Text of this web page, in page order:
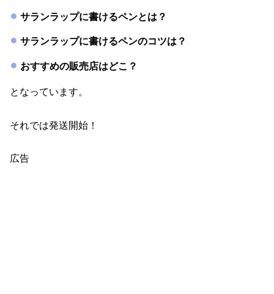
サランラップに書けるペンとは？
サランラップに書けるペンのコツは？
おすすめの販売店はどこ？
となっています。
それでは発送開始！
広告